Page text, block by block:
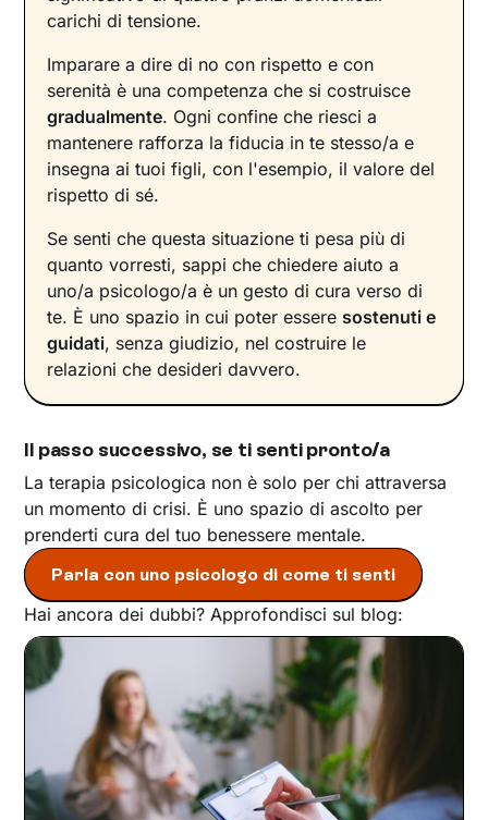
carichi di tensione.
Imparare a dire di no con rispetto e con
serenità è una competenza che si costruisce
gradualmente. Ogni confine che riesci a
mantenere rafforza la fiducia in te stesso/a e
insegna ai tuoi figli, con l'esempio, il valore del
rispetto di sé.
Se senti che questa situazione ti pesa più di
quanto vorresti, sappi che chiedere aiuto a
uno/a psicologo/a è un gesto di cura verso di
te. È uno spazio in cui poter essere sostenuti e
guidati, senza giudizio, nel costruire le
relazioni che desideri davvero.
Il passo successivo, se ti senti pronto/a
La terapia psicologica non è solo per chi attraversa
un momento di crisi. È uno spazio di ascolto per
prenderti cura del tuo benessere mentale.
Parla con uno psicologo di come ti senti
Hai ancora dei dubbi? Approfondisci sul blog: